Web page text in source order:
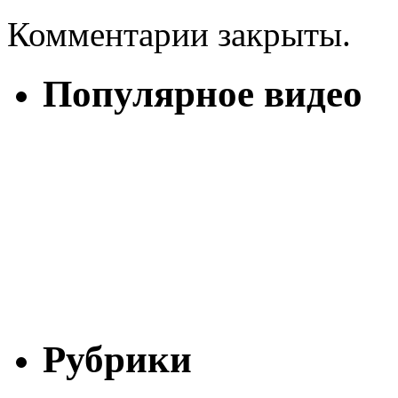
Комментарии закрыты.
Популярное видео
Рубрики